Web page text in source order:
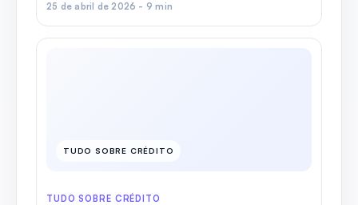
25 de abril de 2026 - 9 min
TUDO SOBRE CRÉDITO
TUDO SOBRE CRÉDITO